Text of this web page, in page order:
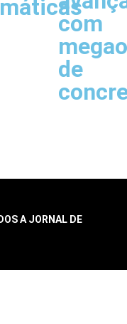
com
de
A JORNAL DE